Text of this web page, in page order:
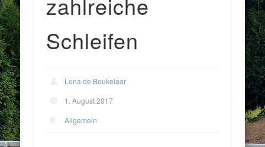
Schleifen
Lena de Beukelaar
1. August 2017
Allgemein